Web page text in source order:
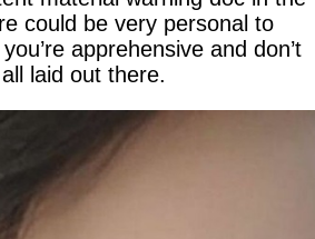
could be very personal to
apprehensive and don’t
laid out there.